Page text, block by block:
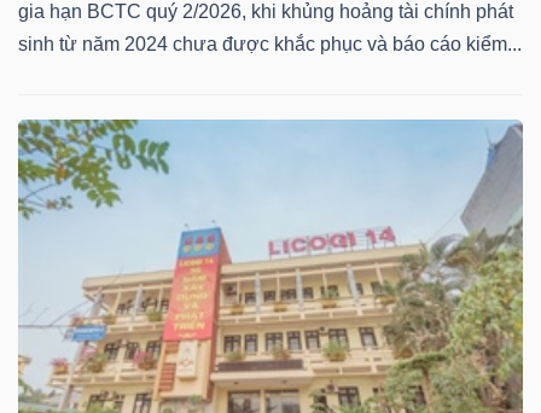
gia hạn BCTC quý 2/2026, khi khủng hoảng tài chính phát
sinh từ năm 2024 chưa được khắc phục và báo cáo kiểm...
CÔNG
TIN
DỊCH
VỤ
TRUYỀN
THÔNG